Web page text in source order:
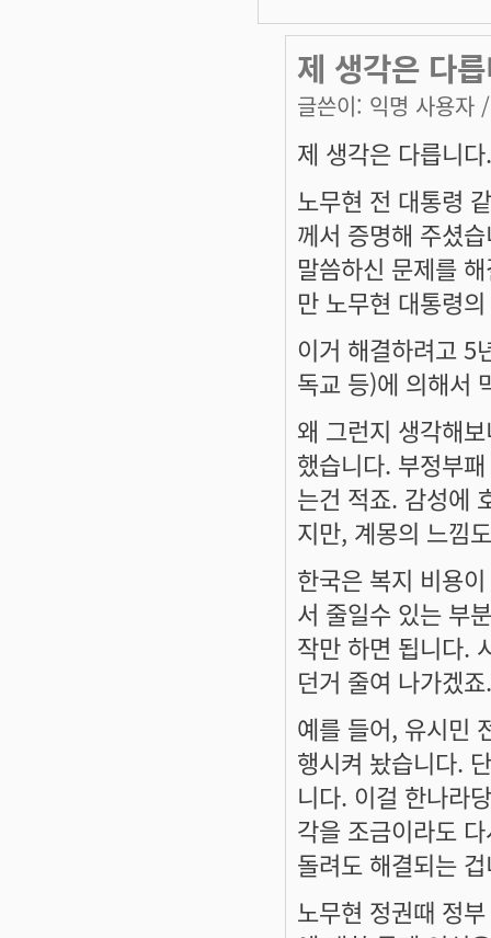
제 생각은 다
글쓴이: 익명 사용자
제 생각은 다릅니다.
노무현 전 대통령
께서 증명해 주셨
말씀하신 문제를
만 노무현 대통령
이거 해결하려고 5
독교 등)에 의해서
왜 그런지 생각해
했습니다. 부정부
는건 적죠. 감성에
지만, 계몽의 느낌
한국은 복지 비용
서 줄일수 있는 부
작만 하면 됩니다.
던거 줄여 나가겠죠.
예를 들어, 유시민
행시켜 놨습니다.
니다. 이걸 한나라
각을 조금이라도
돌려도 해결되는
노무현 정권때 정